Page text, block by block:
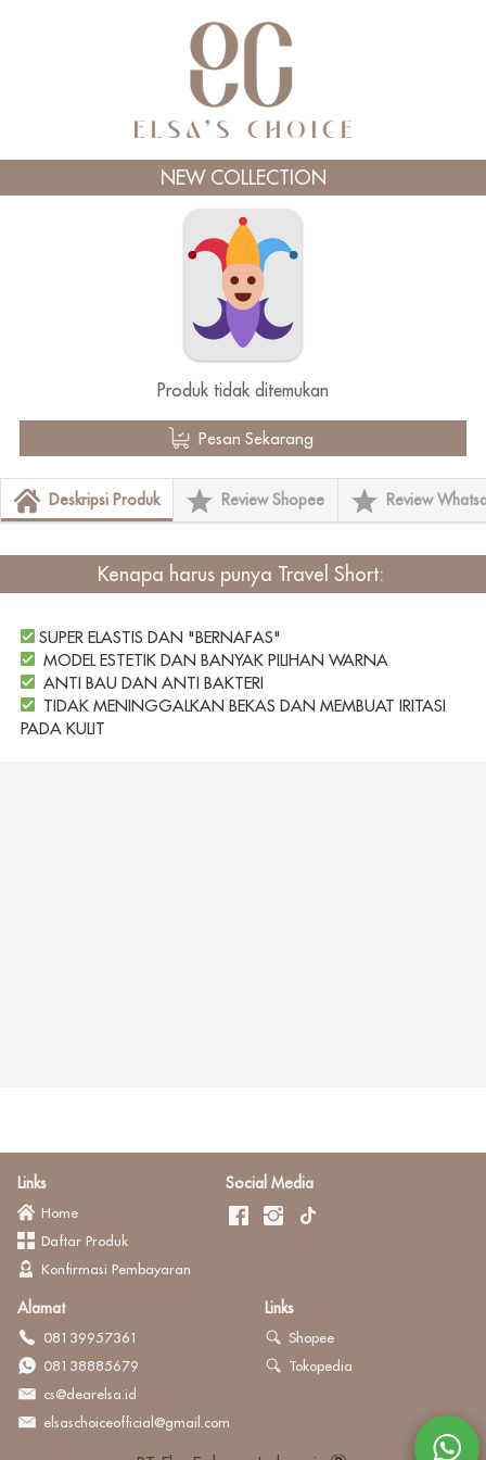
NEW COLLECTION
Produk tidak ditemukan
` Pesan Sekarang
Deskripsi Produk Review Shopee Review
Kenapa harus punya Travel Short:
SUPER ELASTIS DAN "BERNAFAS"
MODEL ESTETIK DAN BANYAK PILIHAN WARNA
ANTI BAU DAN ANTI BAKTERI
TIDAK MENINGGALKAN BEKAS DAN MEMBUAT IRITASI
PADA KULIT
Links
Home
Daftar Produk
Konfirmasi Pembayaran
Social Media
Alamat
08139957361
08138885679
cs@dearelsa.id
elsaschoiceofficial@gmail.com
Links
Shopee
Tokopedia